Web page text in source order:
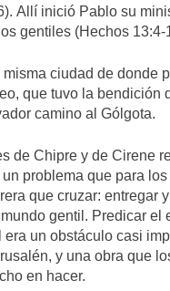
Allí inició Pablo su
gentiles (Hechos 13:4-
ciudad de donde
que tuvo la bendición
camino al Gólgota.
de Chipre y de Cirene
problema que para
que cruzar: entregar
gentil. Predicar el
era un obstáculo casi
y una obra que
en hacer.